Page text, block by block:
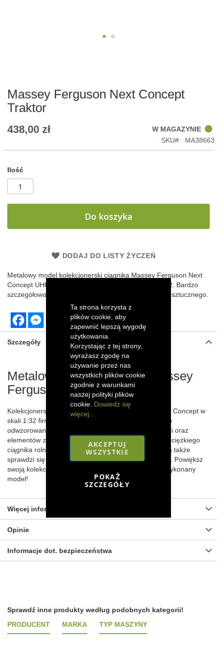
Ta strona korzysta z
plików cookie, aby
zapewnić lepszą wygodę
użytkowania.
Korzystając z tej strony,
wyrażasz zgodę na
używanie przez nas
wszystkich plików cookie
zgodnie z warunkami
naszej polityki plików
cookie. Dowiedz się
więcej...
AKCEPTUJ
WSZYSTKIE
POKAŻ
SZCZEGÓŁY
the
images
Massey Ferguson Next Concept
Traktor
438,00 zł
W MAGAZYNIE
SKU
MA38663
Ilość
Do koszyka
DODAJ DO LISTY ŻYCZEŃ
Metalowy model kolekcjonerski ciągnika Massey Ferguson Next
Concept UH6279 firmy Universal Hobbies w skali 1:32. Bardzo
szczegółowo odwzorowany z elementami z tworzywa sztucznego.
FacebookMessenger
Szczegóły
Metalowy model ciągnika Massey
Ferguson Next Concept
Kolekcjonerski model traktora Massey Ferguson Next Concept w
skali 1:32 firmy Universal Hobbies został szczegółowo
odwzorowany dzięki wykorzystaniu metalowych części oraz
elementów z tworzywa sztucznego. Efektowny model ciężkiego
ciągnika rolniczego zachwyci każdego kolekcjonera, a także
sprawdzi się jako zabawka dla starszego dziecka 14+. Powiększ
swoją kolekcję sprzętu rolniczego o ten precyzyjnie wykonany
model!
Więcej informacji
Opinie
Informacje dot. bezpieczeństwa
Sprawdź inne produkty według podobnych kategorii!
PRODUCENT
MARKA TYP MASZYNY